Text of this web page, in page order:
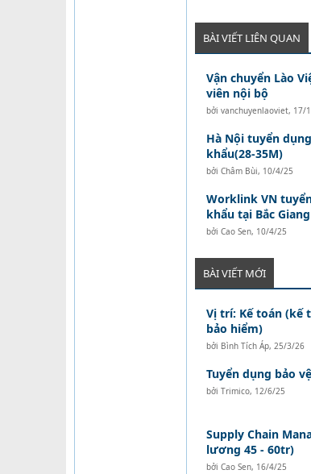
BÀI VIẾT LIÊN QUAN
Vận chuyển Lào
viên nội bộ
bởi vanchuyenlaoviet, 17/
Hà Nội tuyển
khẩu(28-35M)
bởi Châm Bùi, 10/4/25
Worklink VN
khẩu tại Bắc
bởi Cao Sen, 10/4/25
BÀI VIẾT MỚI
Vị trí: Kế toán (kế
bảo hiểm)
bởi Bình Tích Áp, 25/3/26
Tuyển dụng bảo
bởi Trimico, 12/6/25
Supply Chain
lương 45 - 60tr)
bởi Cao Sen, 16/4/25